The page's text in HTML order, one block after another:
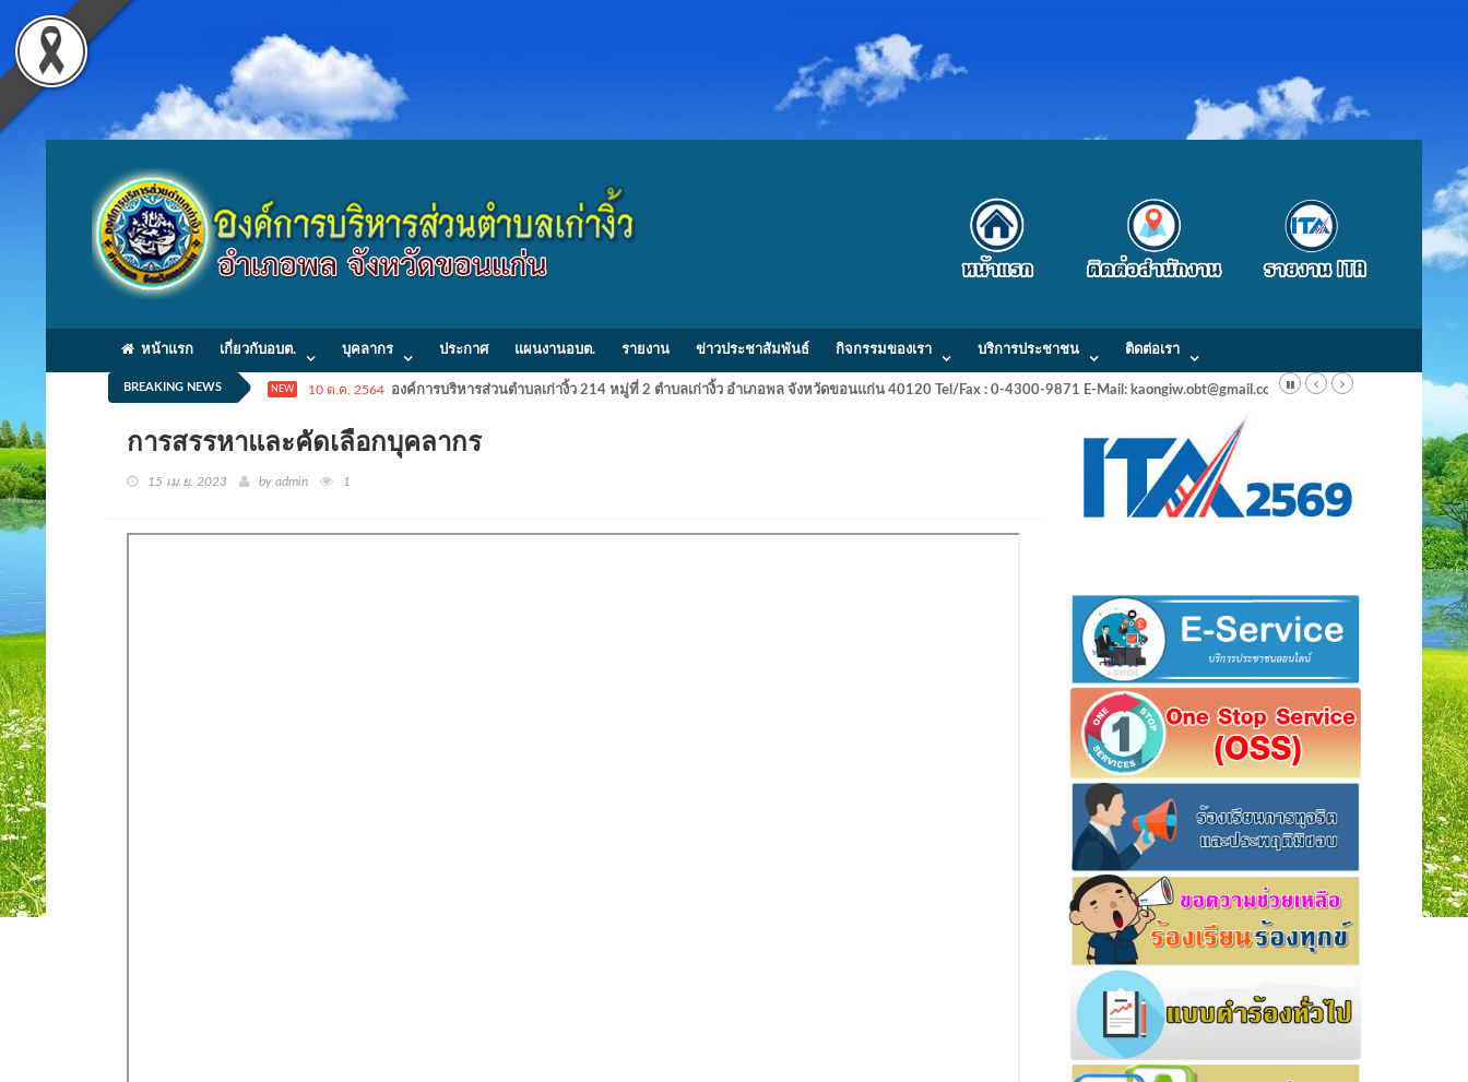
หน้าแรก เกี่ยวกับอบต. บุคลากร ประกาศ แผนงานอบต. รายงาน ข่าวประชาสัมพันธ์ กิจกรรมของเรา บริการประชาชน ติดต่อเรา
BREAKING NEWS NEW 10 ต.ค. 2564 องค์การบริหารส่วนตำบลเก่างิ้ว 214 หมู่ที่ 2 ตำบลเก่างิ้ว อำเภอพล จังหวัดขอนแก่น 40120 Tel/Fax : 0-4300-9871 E-Mail: kaongiw.obt@gmail.com
การสรรหาและคัดเลือกบุคลากร
15 เม.ย. 2023 by admin 1